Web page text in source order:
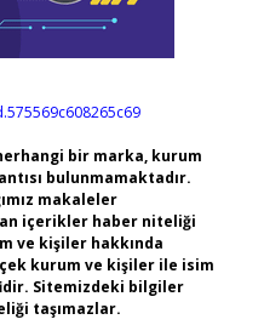
bir marka, kurum
bulunmamaktadır.
makaleler
içerikler haber niteliği
ve kişiler hakkında
kurum ve kişiler ile isim
Sitemizdeki bilgiler
taşımazlar.